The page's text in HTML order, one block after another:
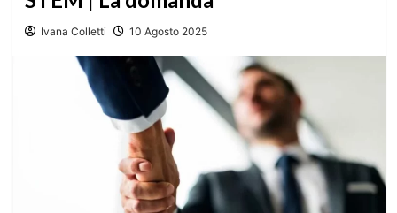
Ivana Colletti 10 Agosto 2025